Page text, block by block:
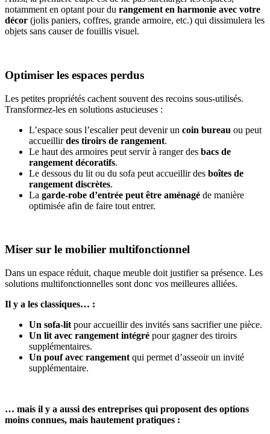
notamment en optant pour du rangement en harmonie avec votre
décor (jolis paniers, coffres, grande armoire, etc.) qui dissimulera les
objets sans causer de fouillis visuel.
Optimiser les espaces perdus
Les petites propriétés cachent souvent des recoins sous-utilisés.
Transformez-les en solutions astucieuses :
L’espace sous l’escalier peut devenir un coin bureau ou peut
accueillirdes tiroirs de rangement.
Le haut des armoires peut servir à ranger des bacs de
rangement décoratifs.
Le dessous du lit ou du sofa peut accueillir des boîtes de
rangement discrètes.
La garde-robe d’entrée peut être aménagé de manière
optimisée afin de faire tout entrer.
Miser sur le mobilier multifonctionnel
Dans un espace réduit, chaque meuble doit justifier sa présence. Les
solutions multifonctionnelles sont donc vos meilleures alliées.
Il y a les classiques… :
Un sofa-lit pour accueillir des invités sans sacrifier une pièce.
Un lit avec rangement intégré pour gagner des tiroirs
supplémentaires.
Un pouf avec rangement qui permet d’asseoir un invité
supplémentaire.
… mais il y a aussi des entreprises qui proposent des options
moins connues, mais hautement pratiques :